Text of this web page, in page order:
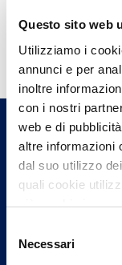
Questo sito web
Utilizziamo i
annunci e per
inoltre
con i nostri
web e di
altre informazioni
dal suo utilizzo
quali cookie
più su chi siamo,
può trovare nel
delNecessari
Hai
Trova
un nostro
Contattaci